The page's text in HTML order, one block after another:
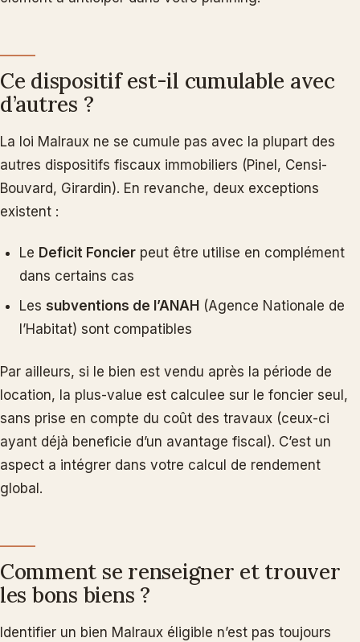
Ce dispositif est-il cumulable avec
d’autres ?
La loi Malraux ne se cumule pas avec la plupart des
autres dispositifs fiscaux immobiliers (Pinel, Censi-
Bouvard, Girardin). En revanche, deux exceptions
existent :
Le Deficit Foncier peut être utilise en complément
dans certains cas
Les subventions de l’ANAH (Agence Nationale de
l’Habitat) sont compatibles
Par ailleurs, si le bien est vendu après la période de
location, la plus-value est calculee sur le foncier seul,
sans prise en compte du coût des travaux (ceux-ci
ayant déjà beneficie d’un avantage fiscal). C’est un
aspect a intégrer dans votre calcul de rendement
global.
Comment se renseigner et trouver
les bons biens ?
Identifier un bien Malraux éligible n’est pas toujours